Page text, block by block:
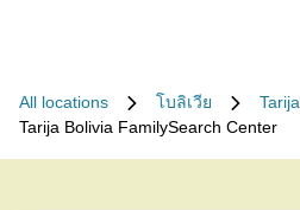
All locations โบลิเวีย
Tarija
Tarija Bolivia FamilySearch Center